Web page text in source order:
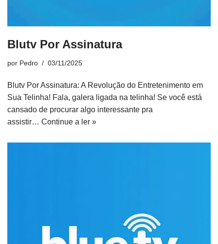
Blutv Por Assinatura
por Pedro 03/11/2025
Blutv Por Assinatura: A Revolução do Entretenimento em
Sua Telinha! Fala, galera ligada na telinha! Se você está
cansado de procurar algo interessante pra
assistir… Continue a ler »